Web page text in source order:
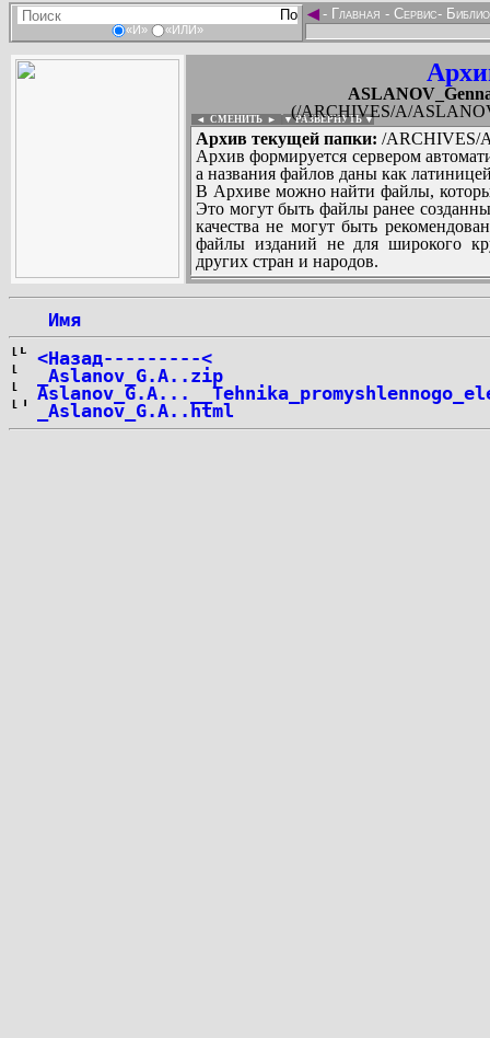
«И» «ИЛИ»
◄- Главная - Сервис-
(/ARCHIVES/A/
◄ СМЕНИТЬ ► ▼ РАЗВЕРНУТЬ ▼
Архив текущей папки: /ARCHIVES/
Архив формируется сервером
а названия файлов даны как
В Архиве можно найти файлы,
Это могут быть файлы ранее
качества не могут быть
файлы изданий не для широкого
других стран и народов.
Имя
<Назад---------<
_Aslanov_G.A..zip
_Aslanov_G.A..html